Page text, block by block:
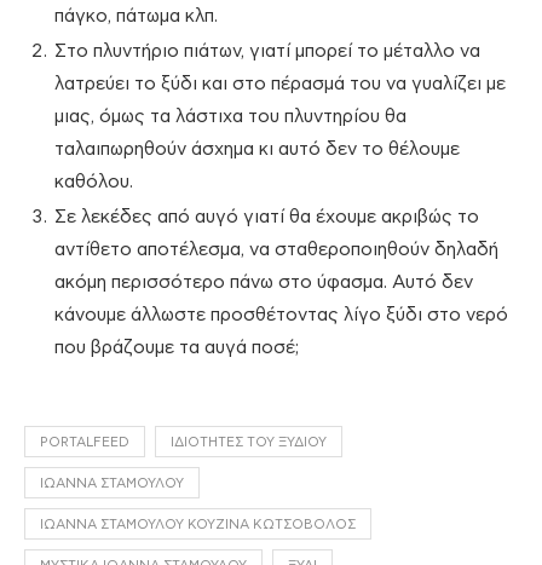
πάγκο, πάτωμα κλπ.
Στο πλυντήριο πιάτων, γιατί μπορεί το μέταλλο να
λατρεύει το ξύδι και στο πέρασμά του να γυαλίζει με
μιας, όμως τα λάστιχα του πλυντηρίου θα
ταλαιπωρηθούν άσχημα κι αυτό δεν το θέλουμε
καθόλου.
Σε λεκέδες από αυγό γιατί θα έχουμε ακριβώς το
αντίθετο αποτέλεσμα, να σταθεροποιηθούν δηλαδή
ακόμη περισσότερο πάνω στο ύφασμα. Αυτό δεν
κάνουμε άλλωστε προσθέτοντας λίγο ξύδι στο νερό
που βράζουμε τα αυγά ποσέ;
PORTALFEED ΙΔΙΌΤΗΤΕΣ ΤΟΥ ΞΥΔΙΟΎ
ΙΩΆΝΝΑ ΣΤΑΜΟΎΛΟΥ
ΙΩΆΝΝΑ ΣΤΑΜΟΎΛΟΥ ΚΟΥΖΊΝΑ ΚΩΤΣΌΒΟΛΟΣ